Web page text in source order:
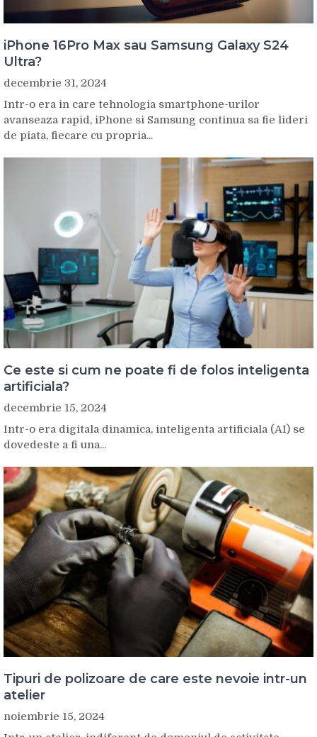
iPhone 16Pro Max sau Samsung Galaxy S24
Ultra?
decembrie 31, 2024
Intr-o era in care tehnologia smartphone-urilor
avanseaza rapid, iPhone si Samsung continua sa fie lideri
de piata, fiecare cu propria...
Ce este si cum ne poate fi de folos inteligenta
artificiala?
decembrie 15, 2024
Intr-o era digitala dinamica, inteligenta artificiala (AI) se
dovedeste a fi una...
Tipuri de polizoare de care este nevoie intr-un
atelier
noiembrie 15, 2024